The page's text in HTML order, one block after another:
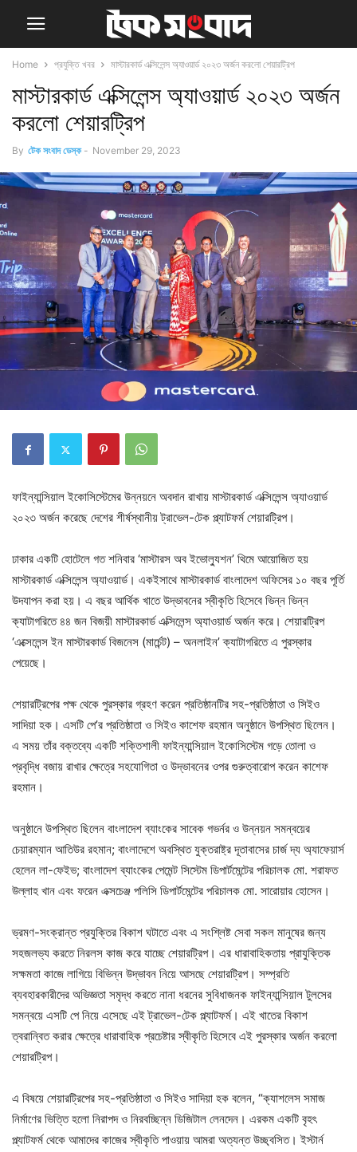
Home প্রযুক্তি খবর মাস্টারকার্ড এক্সিলেন্স অ্যাওয়ার্ড ২০২৩ অর্জন করলো শেয়ারট্রিপ
মাস্টারকার্ড এক্সিলেন্স অ্যাওয়ার্ড ২০২৩ অর্জন
করলো শেয়ারট্রিপ
By টেক সংবাদ ডেস্ক - November 29, 2023
ফাইন্যান্সিয়াল ইকোসিস্টেমের উন্নয়নে অবদান রাখায় মাস্টারকার্ড এক্সিলেন্স অ্যাওয়ার্ড
২০২৩ অর্জন করেছে দেশের শীর্ষস্থানীয় ট্রাভেল-টেক প্ল্যাটফর্ম শেয়ারট্রিপ।
ঢাকার একটি হোটেলে গত শনিবার ‘মাস্টারস অব ইভোল্যুশন’ থিমে আয়োজিত হয়
মাস্টারকার্ড এক্সিলেন্স অ্যাওয়ার্ড। একইসাথে মাস্টারকার্ড বাংলাদেশ অফিসের ১০ বছর পূর্তি
উদযাপন করা হয়। এ বছর আর্থিক খাতে উদ্ভাবনের স্বীকৃতি হিসেবে ভিন্ন ভিন্ন
ক্যাটাগরিতে ৪৪ জন বিজয়ী মাস্টারকার্ড এক্সিলেন্স অ্যাওয়ার্ড অর্জন করে। শেয়ারট্রিপ
‘এক্সেলেন্স ইন মাস্টারকার্ড বিজনেস (মার্চেন্ট) – অনলাইন’ ক্যাটাগরিতে এ পুরস্কার
পেয়েছে।
শেয়ারট্রিপের পক্ষ থেকে পুরস্কার গ্রহণ করেন প্রতিষ্ঠানটির সহ-প্রতিষ্ঠাতা ও সিইও
সাদিয়া হক। এসটি পে’র প্রতিষ্ঠাতা ও সিইও কাশেফ রহমান অনুষ্ঠানে উপস্থিত ছিলেন।
এ সময় তাঁর বক্তব্যে একটি শক্তিশালী ফাইন্যান্সিয়াল ইকোসিস্টেম গড়ে তোলা ও
প্রবৃদ্ধি বজায় রাখার ক্ষেত্রে সহযোগিতা ও উদ্ভাবনের ওপর গুরুত্বারোপ করেন কাশেফ
রহমান।
অনুষ্ঠানে উপস্থিত ছিলেন বাংলাদেশ ব্যাংকের সাবেক গভর্নর ও উন্নয়ন সমন্বয়ের
চেয়ারম্যান আতিউর রহমান; বাংলাদেশে অবস্থিত যুক্তরাষ্ট্র দূতাবাসের চার্জ দ্য অ্যাফেয়ার্স
হেলেন লা-ফেইভ; বাংলাদেশ ব্যাংকের পেমেন্ট সিস্টেম ডিপার্টমেন্টের পরিচালক মো. শরাফত
উল্লাহ খান এবং ফরেন এক্সচেঞ্জ পলিসি ডিপার্টমেন্টের পরিচালক মো. সারোয়ার হোসেন।
ভ্রমণ-সংক্রান্ত প্রযুক্তির বিকাশ ঘটাতে এবং এ সংশ্লিষ্ট সেবা সকল মানুষের জন্য
সহজলভ্য করতে নিরলস কাজ করে যাচ্ছে শেয়ারট্রিপ। এর ধারাবাহিকতায় প্রাযুক্তিক
সক্ষমতা কাজে লাগিয়ে বিভিন্ন উদ্ভাবন নিয়ে আসছে শেয়ারট্রিপ। সম্প্রতি
ব্যবহারকারীদের অভিজ্ঞতা সমৃদ্ধ করতে নানা ধরনের সুবিধাজনক ফাইন্যান্সিয়াল টুলসের
সমন্বয়ে এসটি পে নিয়ে এসেছে এই ট্রাভেল-টেক প্ল্যাটফর্ম। এই খাতের বিকাশ
ত্বরান্বিত করার ক্ষেত্রে ধারাবাহিক প্রচেষ্টার স্বীকৃতি হিসেবে এই পুরস্কার অর্জন করলো
শেয়ারট্রিপ।
এ বিষয়ে শেয়ারট্রিপের সহ-প্রতিষ্ঠাতা ও সিইও সাদিয়া হক বলেন, “ক্যাশলেস সমাজ
নির্মাণের ভিত্তি হলো নিরাপদ ও নিরবচ্ছিন্ন ডিজিটাল লেনদেন। এরকম একটি বৃহৎ
প্ল্যাটফর্ম থেকে আমাদের কাজের স্বীকৃতি পাওয়ায় আমরা অত্যন্ত উচ্ছ্বসিত। ইস্টার্ন